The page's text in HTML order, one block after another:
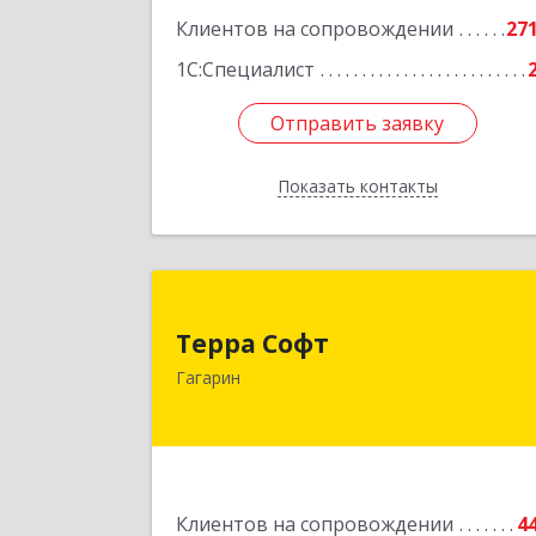
Клиентов на сопровождении
271
1С:Специалист
Отправить заявку
Показать контакты
Отправить заявку
Назад
Терра Софт
Гагарин
Клиентов на сопровождении
215010, Смоленская обл, Гагарин г,